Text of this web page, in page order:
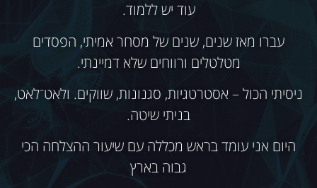
עוד יש ללמוד.
עברו מאז שנים, שנים של מסחר אמיתי, הפסדים
מטלטלים ורווחים שלא דמיינתי.
ניסיתי הכול – אסטרטגיות, סגנונות, שווקים. ולאט־לאט,
בניתי שיטה.
היום אני עומד בראש מכללה עם שיעור ההצלחה הכי
גבוה בארץ